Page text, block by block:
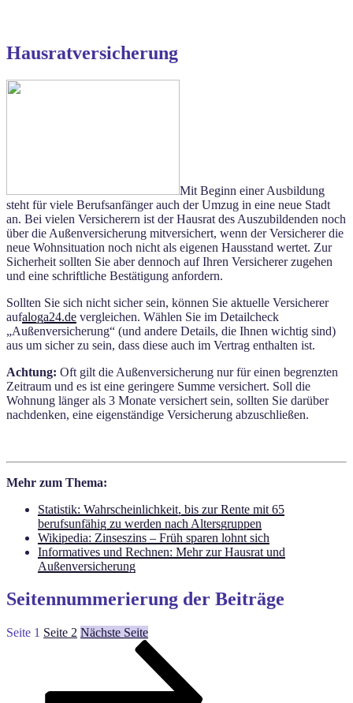
Hausratversicherung
Mit Beginn einer Ausbildung
steht für viele Berufsanfänger auch der Umzug in eine neue Stadt
an. Bei vielen Versicherern ist der Hausrat des Auszubildenden noch
über die Außenversicherung mitversichert, wenn der Versicherer die
neue Wohnsituation noch nicht als eigenen Hausstand wertet. Zur
Sicherheit sollten Sie aber dennoch auf Ihren Versicherer zugehen
und eine schriftliche Bestätigung anfordern.
Sollten Sie sich nicht sicher sein, können Sie aktuelle Versicherer
aufaloga24.de vergleichen. Wählen Sie im Detailcheck
„Außenversicherung“ (und andere Details, die Ihnen wichtig sind)
aus um sicher zu sein, dass diese auch im Vertrag enthalten ist.
Achtung: Oft gilt die Außenversicherung nur für einen begrenzten
Zeitraum und es ist eine geringere Summe versichert. Soll die
Wohnung länger als 3 Monate versichert sein, sollten Sie darüber
nachdenken, eine eigenständige Versicherung abzuschließen.
Mehr zum Thema:
Statistik: Wahrscheinlichkeit, bis zur Rente mit 65
berufsunfähig zu werden nach Altersgruppen
Wikipedia: Zinseszins – Früh sparen lohnt sich
Informatives und Rechnen: Mehr zur Hausrat und
Außenversicherung
Seitennummerierung der Beiträge
Seite 1 Seite 2 Nächste Seite